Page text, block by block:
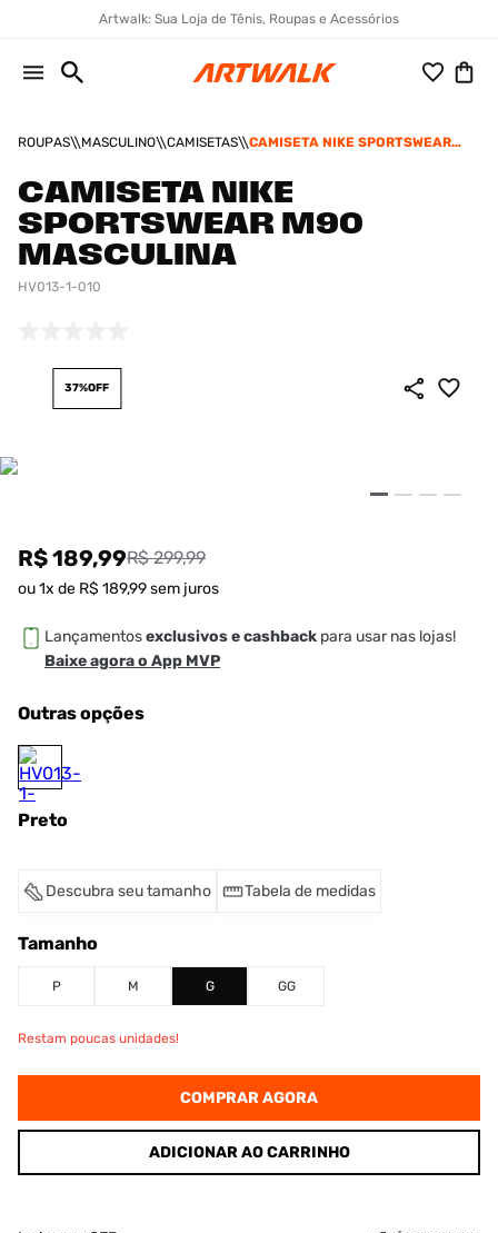
Artwalk: Sua Loja de Tênis, Roupas e Acessórios
ROUPAS MASCULINO CAMISETAS
CAMISETA NIKE SPORTSWEAR
CAMISETA NIKE
SPORTSWEAR M90
MASCULINA
HV013-1-010
37%OFF
R$ 189,99R$ 299,99
ou1x de R$ 189,99sem juros
Lançamentosexclusivos e cashback para usar nas lojas!
Baixe agora o App MVP
Outras opções
Preto
Descubra seu tamanho Tabela de medidas
Tamanho
P M G GG
Restam poucas unidades!
COMPRAR AGORA
ADICIONAR AO CARRINHO